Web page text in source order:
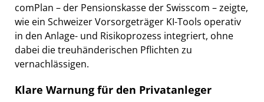
comPlan – der Pensionskasse der Swisscom – zeigte,
wie ein Schweizer Vorsorgeträger KI-Tools operativ
in den Anlage- und Risikoprozess integriert, ohne
dabei die treuhänderischen Pflichten zu
vernachlässigen.
Klare Warnung für den Privatanleger